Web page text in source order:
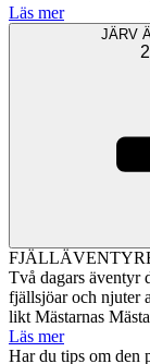
Läs mer
JÄRV
Två dagars äventyr
fjällsjöar och njuter
likt Mästarnas
Läs mer
Har du tips om den